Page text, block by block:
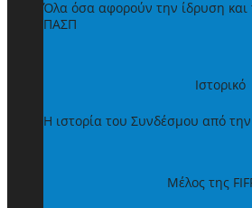
Όλα όσα αφορούν την ίδρυση και
ΠΑΣΠ
Ιστορικό
Η ιστορία του Συνδέσμου από
Μέλος της